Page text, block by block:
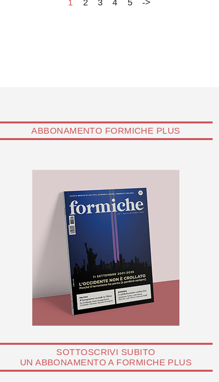
1 2 3 4 5 ->
ABBONAMENTO FORMICHE PLUS
SOTTOSCRIVI SUBITO
UN ABBONAMENTO A FORMICHE PLUS